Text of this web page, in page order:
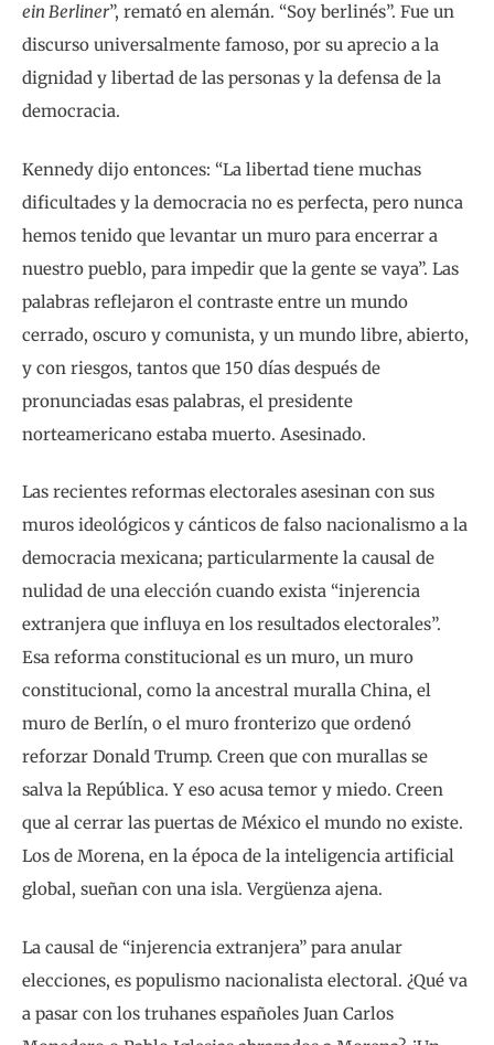
ein Berliner”, remató en alemán. “Soy berlinés”. Fue un
discurso universalmente famoso, por su aprecio a la
dignidad y libertad de las personas y la defensa de la
democracia.
Kennedy dijo entonces: “La libertad tiene muchas
dificultades y la democracia no es perfecta, pero nunca
hemos tenido que levantar un muro para encerrar a
nuestro pueblo, para impedir que la gente se vaya”. Las
palabras reflejaron el contraste entre un mundo
cerrado, oscuro y comunista, y un mundo libre, abierto,
y con riesgos, tantos que 150 días después de
pronunciadas esas palabras, el presidente
norteamericano estaba muerto. Asesinado.
Las recientes reformas electorales asesinan con sus
muros ideológicos y cánticos de falso nacionalismo a la
democracia mexicana; particularmente la causal de
nulidad de una elección cuando exista “injerencia
extranjera que influya en los resultados electorales”.
Esa reforma constitucional es un muro, un muro
constitucional, como la ancestral muralla China, el
muro de Berlín, o el muro fronterizo que ordenó
reforzar Donald Trump. Creen que con murallas se
salva la República. Y eso acusa temor y miedo. Creen
que al cerrar las puertas de México el mundo no existe.
Los de Morena, en la época de la inteligencia artificial
global, sueñan con una isla. Vergüenza ajena.
La causal de “injerencia extranjera” para anular
elecciones, es populismo nacionalista electoral. ¿Qué va
a pasar con los truhanes españoles Juan Carlos